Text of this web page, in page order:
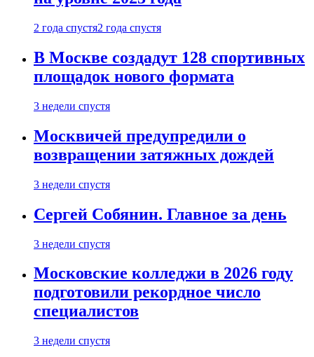
2 года спустя2 года спустя
В Москве создадут 128 спортивных
площадок нового формата
3 недели спустя
Москвичей предупредили о
возвращении затяжных дождей
3 недели спустя
Сергей Собянин. Главное за день
3 недели спустя
Московские колледжи в 2026 году
подготовили рекордное число
специалистов
3 недели спустя